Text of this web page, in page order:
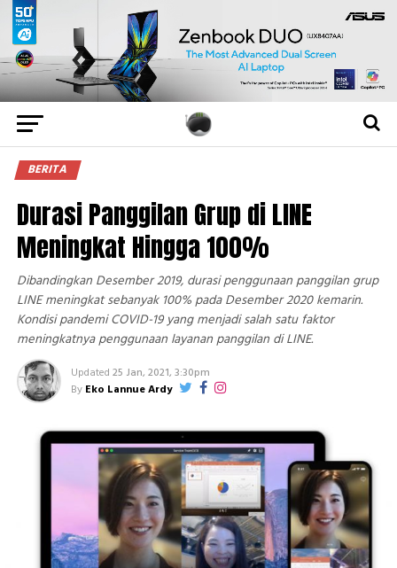
BERITA
Durasi Panggilan Grup di LINE
Meningkat Hingga 100%
Dibandingkan Desember 2019, durasi penggunaan panggilan grup
LINE meningkat sebanyak 100% pada Desember 2020 kemarin.
Kondisi pandemi COVID-19 yang menjadi salah satu faktor
meningkatnya penggunaan layanan panggilan di LINE.
Updated 25 Jan, 2021, 3:30pm
By Eko Lannue Ardy